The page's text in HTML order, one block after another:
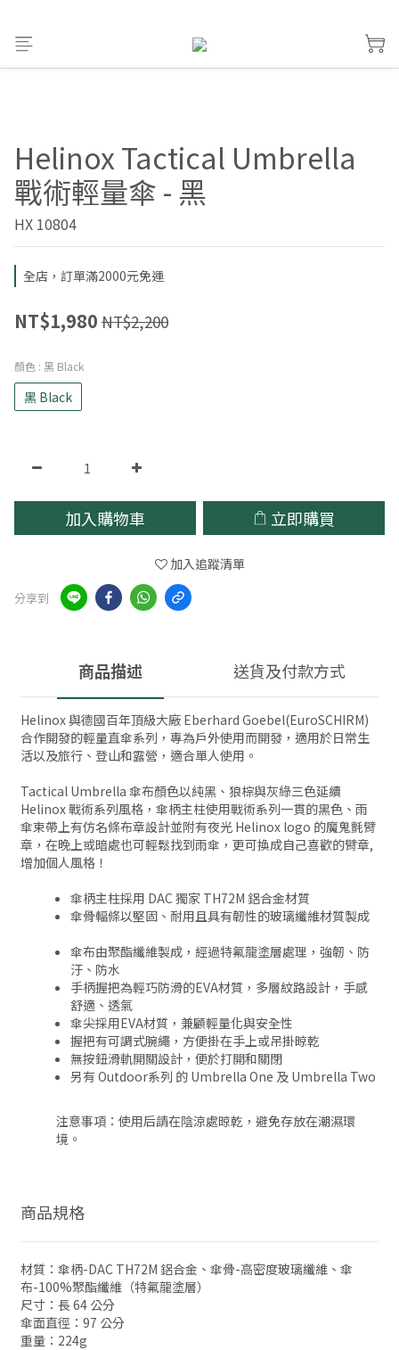
Helinox Tactical Umbrella
戰術輕量傘 - 黑
HX 10804
全店，訂單滿2000元免運
NT$1,980 NT$2,200
顏色 : 黑 Black
黑 Black
加入購物車 立即購買
加入追蹤清單
分享到
商品描述 送貨及付款方式
Helinox 與德國百年頂級大廠 Eberhard Goebel(EuroSCHIRM)
合作開發的輕量直傘系列，專為戶外使用而開發，適用於日常生
活以及旅行、登山和露營，適合單人使用。
Tactical Umbrella 傘布顏色以純黑、狼棕與灰綠三色延續
Helinox 戰術系列風格，傘柄主柱使用戰術系列一貫的黑色、雨
傘束帶上有仿名條布章設計並附有夜光 Helinox logo 的魔鬼氈臂
章，在晚上或暗處也可輕鬆找到雨傘，更可換成自己喜歡的臂章,
增加個人風格！
傘柄主柱採用 DAC 獨家 TH72M 鋁合金材質
傘骨輻條以堅固、耐用且具有韌性的玻璃纖維材質製成
傘布由聚酯纖維製成，經過特氟龍塗層處理，強韌、防
汙、防水
手柄握把為輕巧防滑的EVA材質，多層紋路設計，手感
舒適、透氣
傘尖採用EVA材質，兼顧輕量化與安全性
握把有可調式腕繩，方便掛在手上或吊掛晾乾
無按鈕滑軌開關設計，便於打開和關閉
另有 Outdoor系列 的 Umbrella One 及 Umbrella Two
注意事項：使用后請在陰涼處晾乾，避免存放在潮濕環
境。
商品規格
材質：傘柄-DAC TH72M 鋁合金、傘骨-高密度玻璃纖維、 傘
布-100%聚酯纖維（特氟龍塗層）
尺寸：長 64 公分
傘面直徑：97 公分
重量：224g